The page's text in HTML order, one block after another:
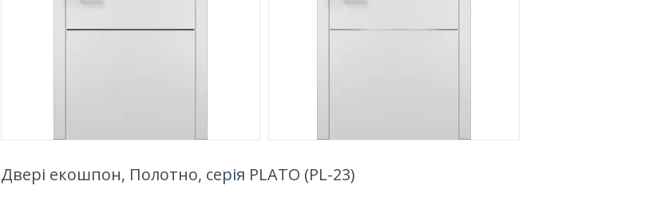
Двері екошпон, Полотно, серія PLATO (PL-23)